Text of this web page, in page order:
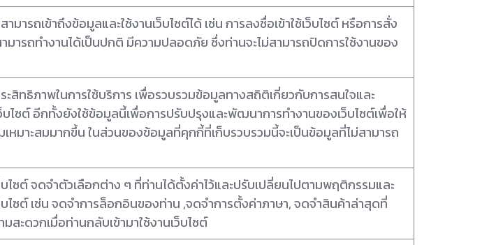
มารถเข้าถึงข้อมูลและใช้งานเว็บไซต์ได้ เช่น การลงชื่อเข้าใช้เว็บไซต์ หรือการสั่ง
มารถทำงานได้เป็นปกติ มีความปลอดภัย ซึ่งท่านจะไม่สามารถปิดการใช้งานของ
ะสิทธิภาพในการใช้บริการ เพื่อรวบรวมข้อมูลทางสถิติเกี่ยวกับการสนใจและ
ไซต์ อีกทั้งยังใช้ข้อมูลนี้เพื่อการปรับปรุงและพัฒนาการทำงานของเว็บไซต์เพื่อให้
มาะสมมากขึ้น ในส่วนของข้อมูลที่คุกกี้ที่เก็บรวบรวมนี้จะเป็นข้อมูลที่ไม่สามารถ
บไซต์ จดจำตัวเลือกต่าง ๆ ที่ท่านได้ตั้งค่าไว้และปรับเปลี่ยนไปตามพฤติกรรมและ
ไซต์ เช่น จดจำการล็อกอินของท่าน ,จดจำการตั้งค่าภาษา, จดจำสินค้าล่าสุดที่
สะดวกเมื่อท่านกลับเข้ามาใช้งานเว็บไซต์